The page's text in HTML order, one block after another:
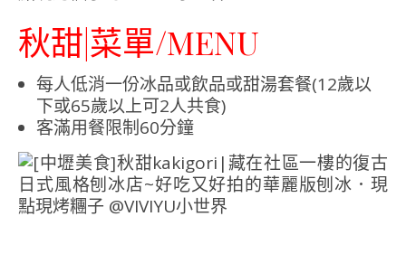
秋甜|菜單/MENU
每人低消一份冰品或飲品或甜湯套餐(12歲以
下或65歲以上可2人共食)
客滿用餐限制60分鐘